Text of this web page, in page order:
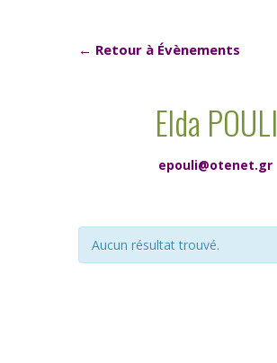
← Retour à Évènements
Elda POULI
epouli@otenet.gr
Aucun résultat trouvé.